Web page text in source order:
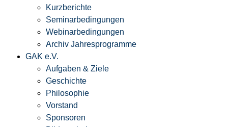
Kurzberichte
Seminarbedingungen
Webinarbedingungen
Archiv Jahresprogramme
GAK e.V.
Aufgaben & Ziele
Geschichte
Philosophie
Vorstand
Sponsoren